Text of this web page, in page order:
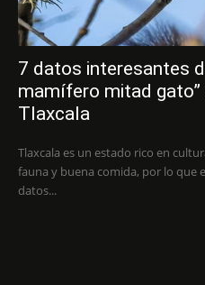
7 datos interesantes
mamífero mitad gato”
Tlaxcala
Tlaxcala es un estado rico en
fauna y buena comida, por lo que
datos...